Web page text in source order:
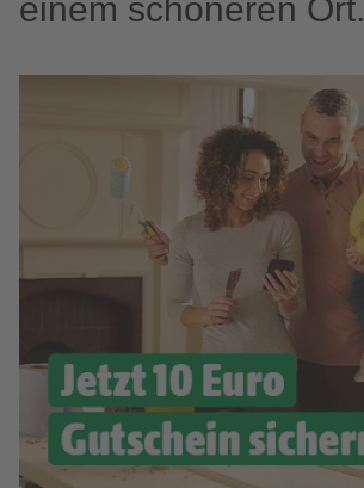
einem schöneren Ort.